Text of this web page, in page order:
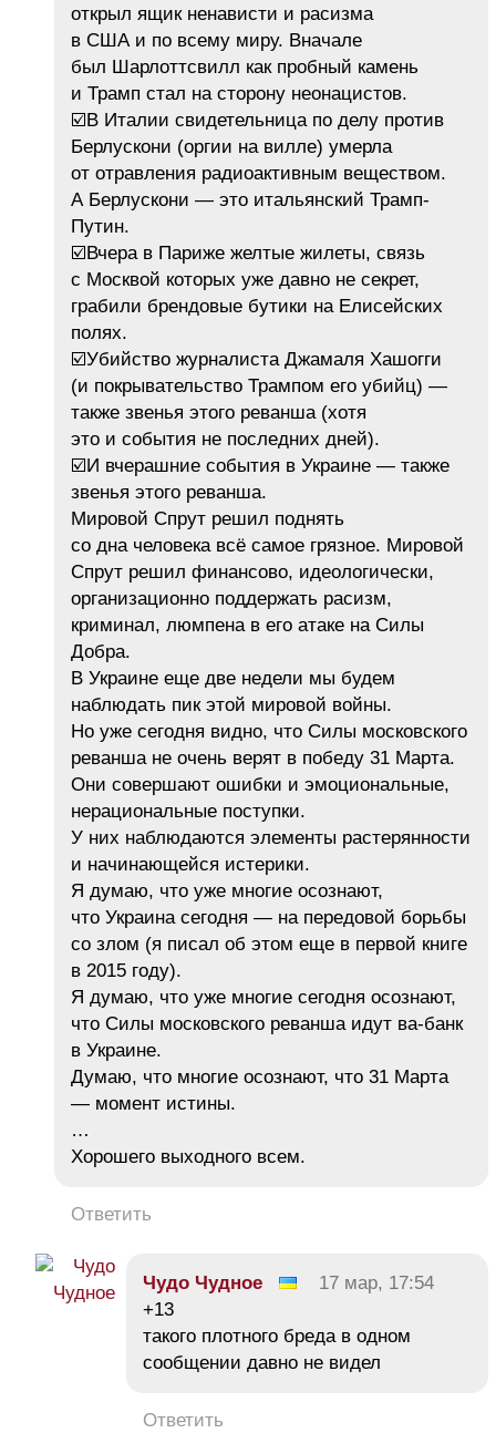
открыл ящик ненависти и расизма
в США и по всему миру. Вначале
был Шарлоттсвилл как пробный камень
и Трамп стал на сторону неонацистов.
☑️В Италии свидетельница по делу против
Берлускони (оргии на вилле) умерла
от отравления радиоактивным веществом.
А Берлускони — это итальянский Трамп-
Путин.
☑️Вчера в Париже желтые жилеты, связь
с Москвой которых уже давно не секрет,
грабили брендовые бутики на Елисейских
полях.
☑️Убийство журналиста Джамаля Хашогги
(и покрывательство Трампом его убийц) —
также звенья этого реванша (хотя
это и события не последних дней).
☑️И вчерашние события в Украине — также
звенья этого реванша.
Мировой Спрут решил поднять
со дна человека всё самое грязное. Мировой
Спрут решил финансово, идеологически,
организационно поддержать расизм,
криминал, люмпена в его атаке на Силы
Добра.
В Украине еще две недели мы будем
наблюдать пик этой мировой войны.
Но уже сегодня видно, что Силы московского
реванша не очень верят в победу 31 Марта.
Они совершают ошибки и эмоциональные,
нерациональные поступки.
У них наблюдаются элементы растерянности
и начинающейся истерики.
Я думаю, что уже многие осознают,
что Украина сегодня — на передовой борьбы
со злом (я писал об этом еще в первой книге
в 2015 году).
Я думаю, что уже многие сегодня осознают,
что Силы московского реванша идут ва-банк
в Украине.
Думаю, что многие осознают, что 31 Марта
— момент истины.
…
Хорошего выходного всем.
Ответить
Чудо Чудное
17 мар, 17:54
+13
такого плотного бреда в одном
сообщении давно не видел
Ответить